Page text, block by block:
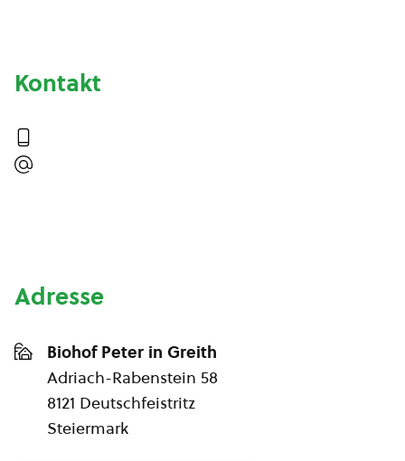
Kontakt
Adresse
Biohof Peter in Greith
Adriach-Rabenstein 58
8121 Deutschfeistritz
Steiermark